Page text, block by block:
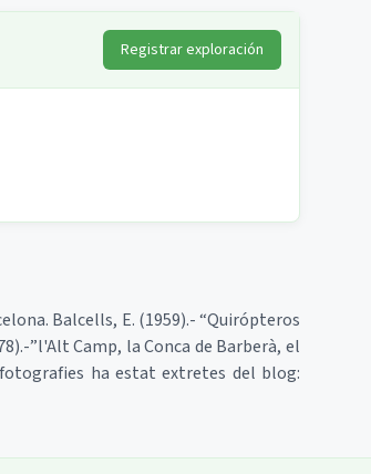
Registrar exploración
Balcells, E. (1959).- “Quirópteros
”l'Alt Camp, la Conca de Barberà, el
ha estat extretes del blog: